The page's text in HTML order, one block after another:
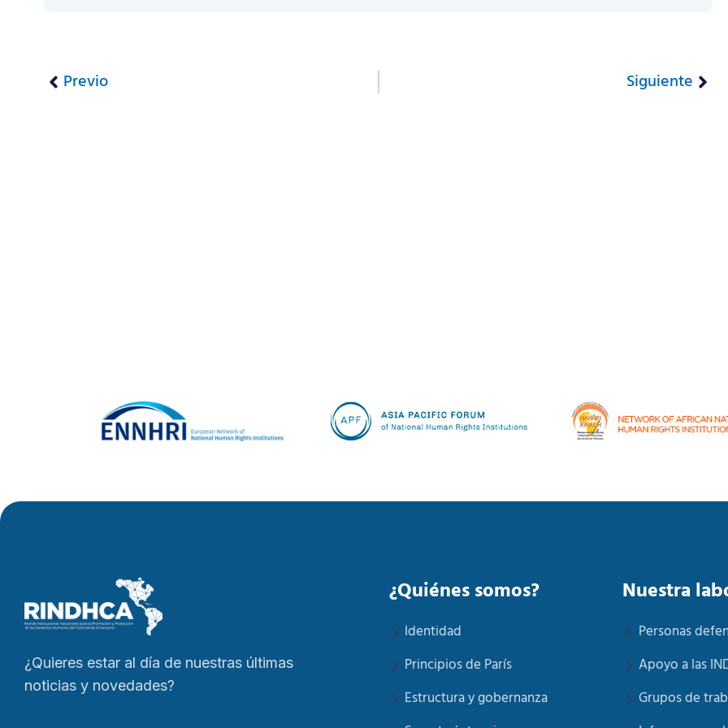
Previo Siguiente
¿Quieres estar al día de nuestras últimas
noticias y novedades?
¿Quiénes somos?
Identidad
Principios de París
Estructura y gobernanza
Nuestra
Personas
Apoyo a las
Grupos de